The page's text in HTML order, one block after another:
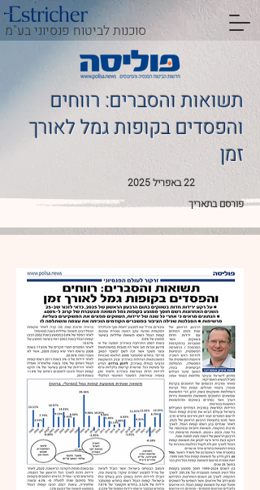
סוכנות לביטוח פנסיוני בע"מ
תשואות והסברים: רווחים
והפסדים בקופות גמל לאורך
זמן
22 באפריל 2025
פורסם בתאריך